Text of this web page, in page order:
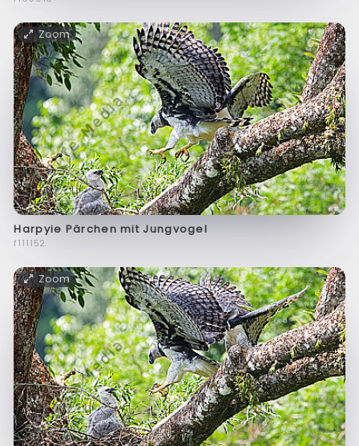
Zoom
Harpyie Pärchen mit Jungvogel
f111152
Zoom